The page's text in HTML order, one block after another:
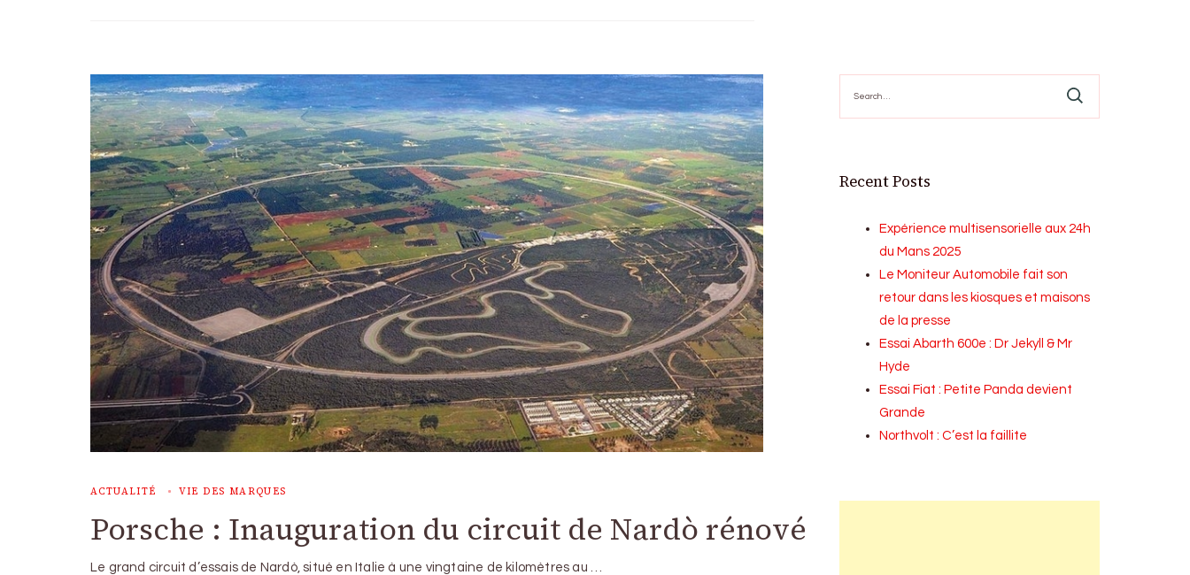
ACTUALITÉ VIE DES MARQUES
Porsche : Inauguration du circuit de Nardò rénové
Le grand circuit d’essais de Nardò, situé en Italie à une vingtaine de kilomètres au …
for:
Recent Posts
Expérience multisensorielle aux 24h
du Mans 2025
Le Moniteur Automobile fait son
retour dans les kiosques et maisons
de la presse
Essai Abarth 600e : Dr Jekyll & Mr
Hyde
Essai Fiat : Petite Panda devient
Grande
Northvolt : C’est la faillite